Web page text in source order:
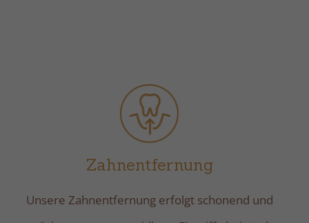
Zahnentfernung
Unsere Zahnentfernung erfolgt schonend und